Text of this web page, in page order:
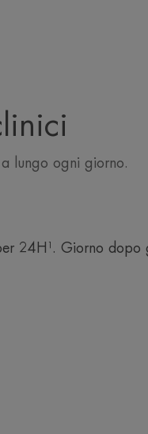
lungo ogni giorno.
24H¹. Giorno